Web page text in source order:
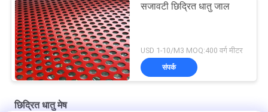
सजावटी छिद्रित धातु जाल
USD 1-10/M3 MOQ:400 वर्ग मीटर
संपर्क
छिद्रित धातु मेष